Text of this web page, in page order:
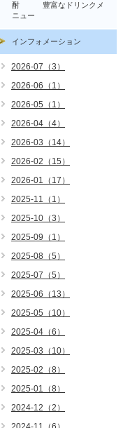
酎 豊富なドリンクメ
ニュー
インフォメーション
2026-07（3）
2026-06（1）
2026-05（1）
2026-04（4）
2026-03（14）
2026-02（15）
2026-01（17）
2025-11（1）
2025-10（3）
2025-09（1）
2025-08（5）
2025-07（5）
2025-06（13）
2025-05（10）
2025-04（6）
2025-03（10）
2025-02（8）
2025-01（8）
2024-12（2）